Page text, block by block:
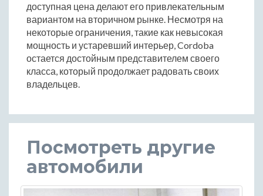
доступная цена делают его привлекательным
вариантом на вторичном рынке. Несмотря на
некоторые ограничения, такие как невысокая
мощность и устаревший интерьер, Cordoba
остается достойным представителем своего
класса, который продолжает радовать своих
владельцев.
Посмотреть другие
автомобили